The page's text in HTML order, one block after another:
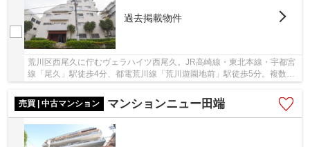
過去掲載物件
荒川区西尾久に佇むヴェラハイツ西尾久。JR高崎線・東北本線・宇都宮
線「尾久」駅徒歩4分、都電荒川線「荒川遊園地前」駅徒歩5分。複数路
売買 | 中古マンション
マンションニュー田端